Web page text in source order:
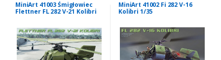
MiniArt 41003 Śmigłowiec
Flettner FL 282 V-21 Kolibri
MiniArt 41002 Fi 282 V-16
Kolibri 1/35